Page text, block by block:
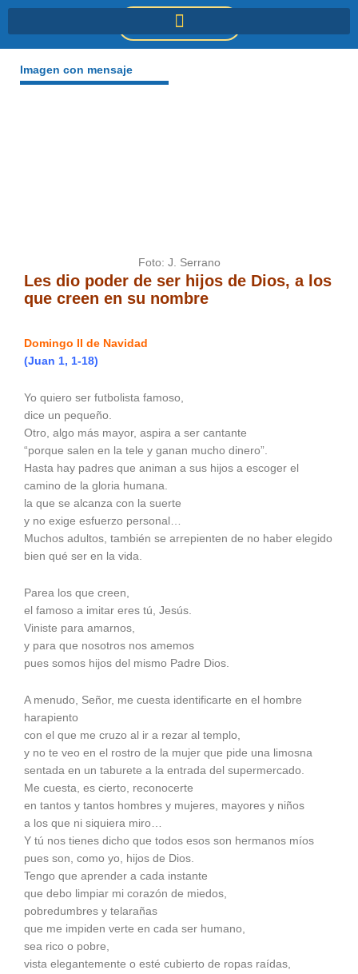
DONACIONES
Imagen con mensaje
Foto: J. Serrano
Les dio poder de ser hijos de Dios, a los
que creen en su nombre
Domingo II de Navidad
(Juan 1, 1-18)
Yo quiero ser futbolista famoso,
dice un pequeño.
Otro, algo más mayor, aspira a ser cantante
“porque salen en la tele y ganan mucho dinero”.
Hasta hay padres que animan a sus hijos a escoger el
camino de la gloria humana.
la que se alcanza con la suerte
y no exige esfuerzo personal…
Muchos adultos, también se arrepienten de no haber elegido
bien qué ser en la vida.
Parea los que creen,
el famoso a imitar eres tú, Jesús.
Viniste para amarnos,
y para que nosotros nos amemos
pues somos hijos del mismo Padre Dios.
A menudo, Señor, me cuesta identificarte en el hombre
harapiento
con el que me cruzo al ir a rezar al templo,
y no te veo en el rostro de la mujer que pide una limosna
sentada en un taburete a la entrada del supermercado.
Me cuesta, es cierto, reconocerte
en tantos y tantos hombres y mujeres, mayores y niños
a los que ni siquiera miro…
Y tú nos tienes dicho que todos esos son hermanos míos
pues son, como yo, hijos de Dios.
Tengo que aprender a cada instante
que debo limpiar mi corazón de miedos,
pobredumbres y telarañas
que me impiden verte en cada ser humano,
sea rico o pobre,
vista elegantemente o esté cubierto de ropas raídas,